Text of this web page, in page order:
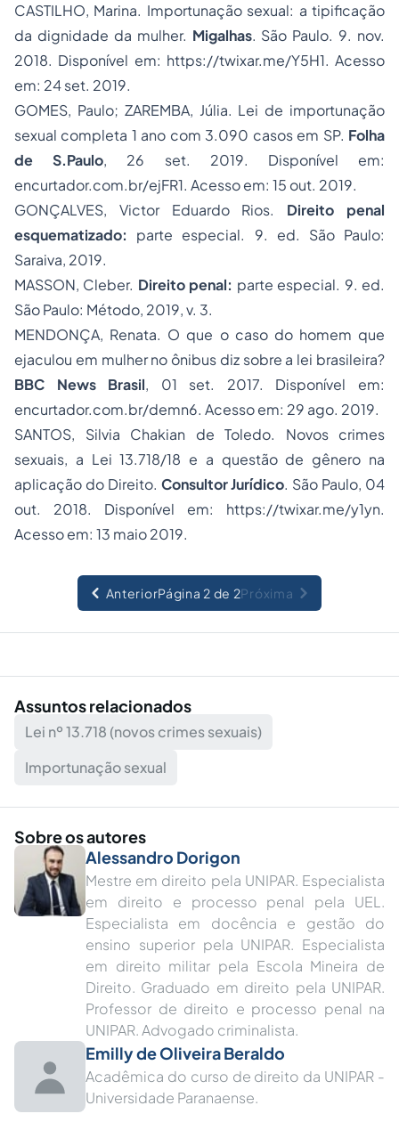
CASTILHO, Marina. Importunação sexual: a tipificação
da dignidade da mulher. Migalhas. São Paulo. 9. nov.
2018. Disponível em: https://twixar.me/Y5H1. Acesso
em: 24 set. 2019.
GOMES, Paulo; ZAREMBA, Júlia. Lei de importunação
sexual completa 1 ano com 3.090 casos em SP. Folha
de S.Paulo, 26 set. 2019. Disponível em:
encurtador.com.br/ejFR1. Acesso em: 15 out. 2019.
GONÇALVES, Victor Eduardo Rios. Direito penal
esquematizado: parte especial. 9. ed. São Paulo:
Saraiva, 2019.
MASSON, Cleber. Direito penal: parte especial. 9. ed.
São Paulo: Método, 2019, v. 3.
MENDONÇA, Renata. O que o caso do homem que
ejaculou em mulher no ônibus diz sobre a lei brasileira?
BBC News Brasil, 01 set. 2017. Disponível em:
encurtador.com.br/demn6. Acesso em: 29 ago. 2019.
SANTOS, Silvia Chakian de Toledo. Novos crimes
sexuais, a Lei 13.718/18 e a questão de gênero na
aplicação do Direito. Consultor Jurídico. São Paulo, 04
out. 2018. Disponível em: https://twixar.me/y1yn.
Acesso em: 13 maio 2019.
AnteriorPágina 2 de 2Próxima
Assuntos relacionados
Lei nº 13.718 (novos crimes sexuais)
Importunação sexual
Sobre os autores
Alessandro Dorigon
Mestre em direito pela UNIPAR. Especialista
em direito e processo penal pela UEL.
Especialista em docência e gestão do
ensino superior pela UNIPAR. Especialista
em direito militar pela Escola Mineira de
Direito. Graduado em direito pela UNIPAR.
Professor de direito e processo penal na
UNIPAR. Advogado criminalista.
Emilly de Oliveira Beraldo
Acadêmica do curso de direito da UNIPAR -
Universidade Paranaense.